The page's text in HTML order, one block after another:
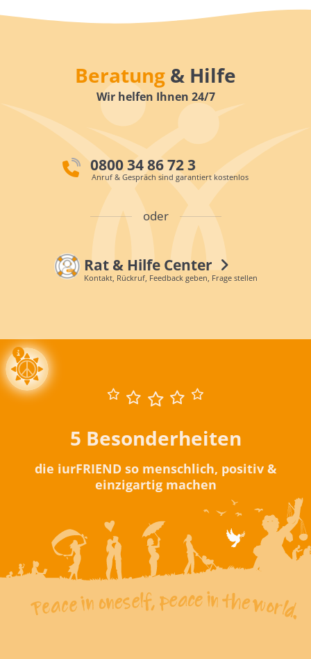
Beratung & Hilfe
Wir helfen Ihnen 24/7
0800 34 86 72 3
Anruf & Gespräch sind garantiert kostenlos
oder
Rat & Hilfe Center
Kontakt, Rückruf, Feedback geben, Frage stellen
5 Besonderheiten
die iurFRIEND so menschlich, positiv &
einzigartig machen